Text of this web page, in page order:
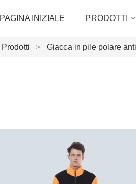
PAGINA INIZIALE PRODOTTI
Prodotti > Giacca in pile polare